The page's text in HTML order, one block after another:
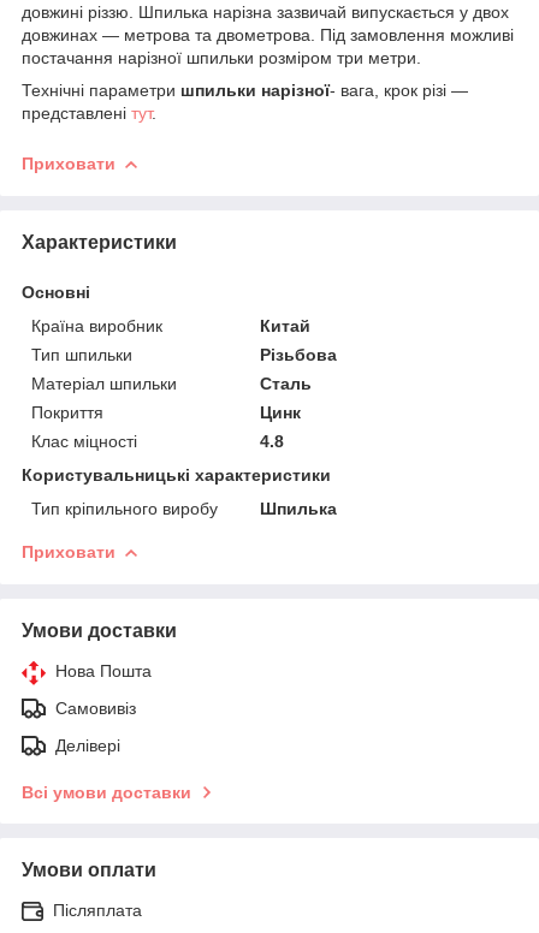
довжині різзю. Шпилька нарізна зазвичай випускається у двох
довжинах — метрова та двометрова. Під замовлення можливі
постачання нарізної шпильки розміром три метри.
Технічні параметри шпильки нарізної- вага, крок різі —
представлені тут.
Приховати
Характеристики
Основні
Країна виробник
Китай
Тип шпильки
Різьбова
Матеріал шпильки
Сталь
Покриття
Цинк
Клас міцності
4.8
Користувальницькі характеристики
Тип кріпильного виробу
Шпилька
Приховати
Умови доставки
Нова Пошта
Самовивіз
Делівері
Всі умови доставки
Умови оплати
Післяплата